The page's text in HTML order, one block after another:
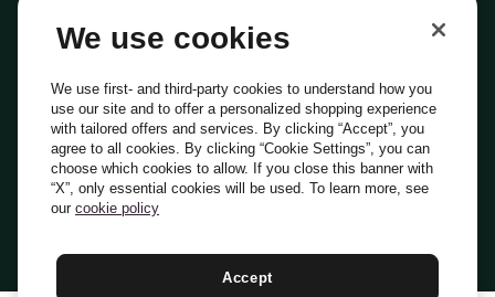
Everli Shoppers
About Us
Everli News
Domande frequenti
Lavora con noi
Diventa Shopper
Investitori
PrivacyCookiePreferenze Cookie
Termini e CondizioniCodice Etico
Indirizzo PEC: everli@pec.it - indirizzo DPO: dpo@everli.com
Italiano
We use cookies
We use first- and third-party cookies to understand how you
use our site and to offer a personalized shopping experience
with tailored offers and services. By clicking “Accept”, you
agree to all cookies. By clicking “Cookie Settings”, you can
choose which cookies to allow. If you close this banner with
“X”, only essential cookies will be used. To learn more, see
our cookie policy
Accept